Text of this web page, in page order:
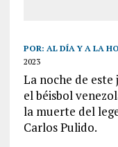
POR: AL DÍA Y A LA
2023
La noche de este
el béisbol
la muerte del
Carlos Pulido.